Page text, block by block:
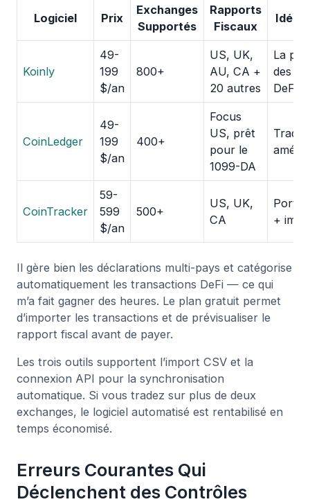
Logiciel Prix
Exchanges
Supportés
Rapports
Fiscaux
Idéal
Koinly
49-
199
$/an
800+
US, UK,
AU, CA +
20 autres
La
des
DeFi
CoinLedger
49-
199
$/an
400+
Focus
US, prêt
pour le
1099-DA
CoinTracker
59-
599
$/an
500+
US, UK,
CA
+
Il gère bien les déclarations multi-pays et catégorise
automatiquement les transactions DeFi — ce qui
m’a fait gagner des heures. Le plan gratuit permet
d’importer les transactions et de prévisualiser le
rapport fiscal avant de payer.
Les trois outils supportent l’import CSV et la
connexion API pour la synchronisation
automatique. Si vous tradez sur plus de deux
exchanges, le logiciel automatisé est rentabilisé en
temps économisé.
Erreurs Courantes Qui
Déclenchent des Contrôles